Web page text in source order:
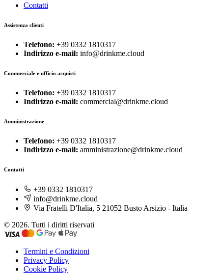
Contatti
Assistenza clienti
Telefono: +39 0332 1810317
Indirizzo e-mail: info@drinkme.cloud
Commerciale e ufficio acquisti
Telefono: +39 0332 1810317
Indirizzo e-mail: commercial@drinkme.cloud
Amministrazione
Telefono: +39 0332 1810317
Indirizzo e-mail: amministrazione@drinkme.cloud
Contatti
+39 0332 1810317
info@drinkme.cloud
Via Fratelli D'Italia, 5 21052 Busto Arsizio - Italia
© 2026. Tutti i diritti riservati
Termini e Condizioni
Privacy Policy
Cookie Policy